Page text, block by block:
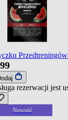
99
rezerwacji jest
Nowość